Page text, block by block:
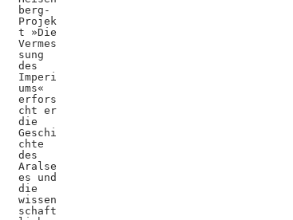
berg-
Projek
t »Die
Vermes
sung
des
Imperi
ums«
erfors
cht er
die
Geschi
chte
des
Aralse
es und
die
wissen
schaft